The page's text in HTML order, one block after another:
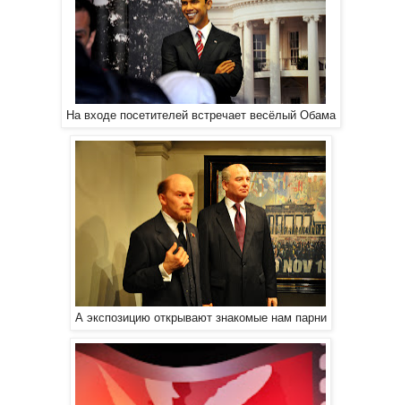
На входе посетителей встречает весёлый Обама
А экспозицию открывают знакомые нам парни